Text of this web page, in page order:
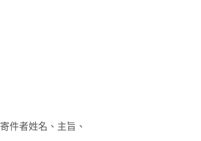
寄件者姓名、主旨、